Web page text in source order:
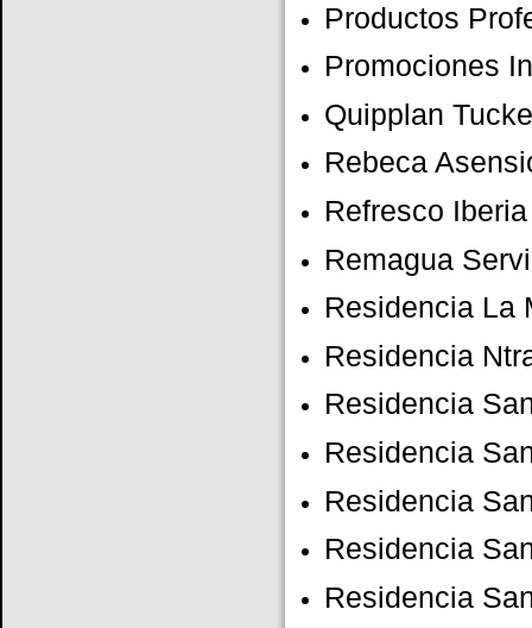
Productos
Promociones
Quipplan
Rebeca
Refresco Iberia
Remagua
Residencia La
Residencia
Residencia
Residencia
Residencia
Residencia
Residencia